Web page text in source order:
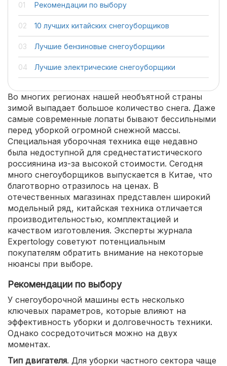
Рекомендации по выбору
10 лучших китайских снегоуборщиков
Лучшие бензиновые снегоуборщики
Лучшие электрические снегоуборщики
Во многих регионах нашей необъятной страны
зимой выпадает большое количество снега. Даже
самые современные лопаты бывают бессильными
перед уборкой огромной снежной массы.
Специальная уборочная техника еще недавно
была недоступной для среднестатистического
россиянина из-за высокой стоимости. Сегодня
много снегоуборщиков выпускается в Китае, что
благотворно отразилось на ценах. В
отечественных магазинах представлен широкий
модельный ряд, китайская техника отличается
производительностью, комплектацией и
качеством изготовления. Эксперты журнала
Expertology советуют потенциальным
покупателям обратить внимание на некоторые
нюансы при выборе.
Рекомендации по выбору
У снегоуборочной машины есть несколько
ключевых параметров, которые влияют на
эффективность уборки и долговечность техники.
Однако сосредоточиться можно на двух
моментах.
Тип двигателя. Для уборки частного сектора чаще